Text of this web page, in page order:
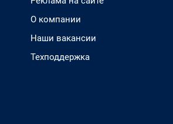
О компании
Наши вакансии
Техподдержка